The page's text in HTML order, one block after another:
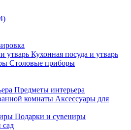
Кухонная посуда и утварь
Столовые приборы
Предметы интерьера
Аксессуары для
Подарки и сувениры
сад